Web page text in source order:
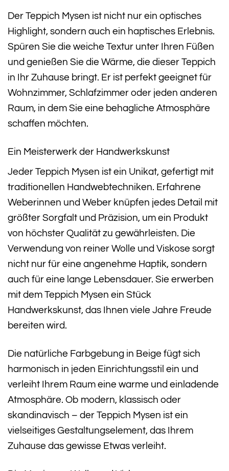
Der Teppich Mysen ist nicht nur ein optisches
Highlight, sondern auch ein haptisches Erlebnis.
Spüren Sie die weiche Textur unter Ihren Füßen
und genießen Sie die Wärme, die dieser Teppich
in Ihr Zuhause bringt. Er ist perfekt geeignet für
Wohnzimmer, Schlafzimmer oder jeden anderen
Raum, in dem Sie eine behagliche Atmosphäre
schaffen möchten.
Ein Meisterwerk der Handwerkskunst
Jeder Teppich Mysen ist ein Unikat, gefertigt mit
traditionellen Handwebtechniken. Erfahrene
Weberinnen und Weber knüpfen jedes Detail mit
größter Sorgfalt und Präzision, um ein Produkt
von höchster Qualität zu gewährleisten. Die
Verwendung von reiner Wolle und Viskose sorgt
nicht nur für eine angenehme Haptik, sondern
auch für eine lange Lebensdauer. Sie erwerben
mit dem Teppich Mysen ein Stück
Handwerkskunst, das Ihnen viele Jahre Freude
bereiten wird.
Die natürliche Farbgebung in Beige fügt sich
harmonisch in jeden Einrichtungsstil ein und
verleiht Ihrem Raum eine warme und einladende
Atmosphäre. Ob modern, klassisch oder
skandinavisch – der Teppich Mysen ist ein
vielseitiges Gestaltungselement, das Ihrem
Zuhause das gewisse Etwas verleiht.